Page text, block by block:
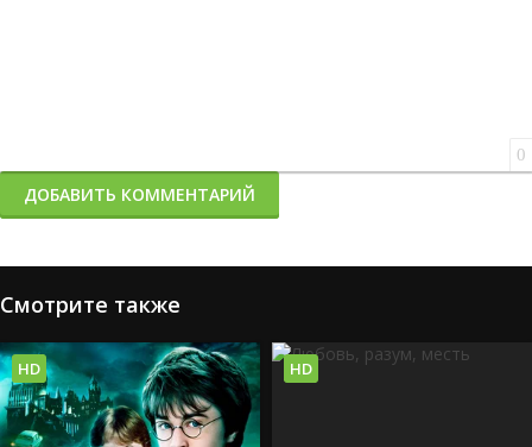
0
ДОБАВИТЬ КОММЕНТАРИЙ
Смотрите также
HD HD